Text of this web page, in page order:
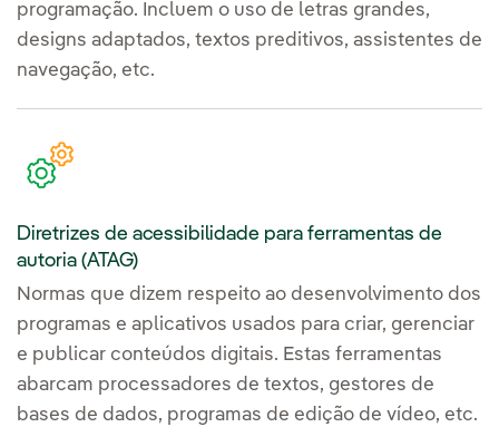
programação. Incluem o uso de letras grandes,
designs adaptados, textos preditivos, assistentes de
navegação, etc.
Diretrizes de acessibilidade para ferramentas de
autoria (ATAG)
Normas que dizem respeito ao desenvolvimento dos
programas e aplicativos usados para criar, gerenciar
e publicar conteúdos digitais. Estas ferramentas
abarcam processadores de textos, gestores de
bases de dados, programas de edição de vídeo, etc.